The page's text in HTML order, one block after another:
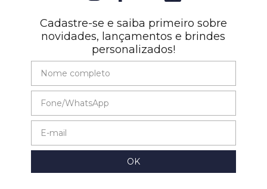
Cadastre-se e saiba primeiro sobre
novidades, lançamentos e brindes
personalizados!